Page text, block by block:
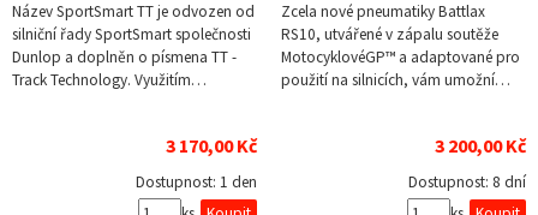
Název SportSmart TT je odvozen od
silniční řady SportSmart společnosti
Dunlop a doplněn o písmena TT -
Track Technology. Využitím…
3 170,00 Kč
Dostupnost: 1 den
Zcela nové pneumatiky Battlax
RS10, utvářené v zápalu soutěže
MotocyklovéGP™ a adaptované pro
použití na silnicích, vám umožní…
3 200,00 Kč
Dostupnost: 8 dní